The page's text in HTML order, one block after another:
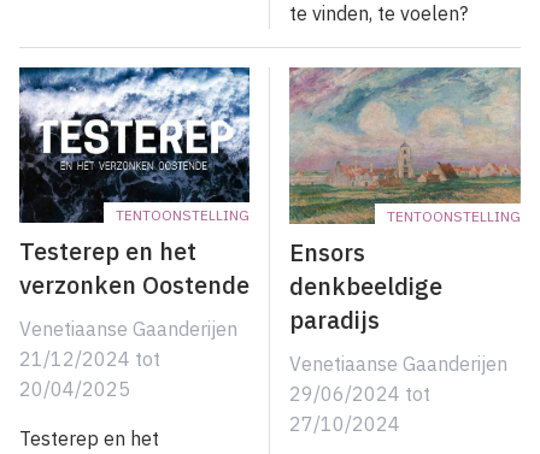
te vinden, te voelen?
TENTOONSTELLING
Testerep en het
verzonken Oostende
Venetiaanse Gaanderijen
21/12/2024 tot
20/04/2025
Testerep en het
TENTOONSTELLING
Ensors
denkbeeldige
paradijs
Venetiaanse Gaanderijen
29/06/2024 tot
27/10/2024